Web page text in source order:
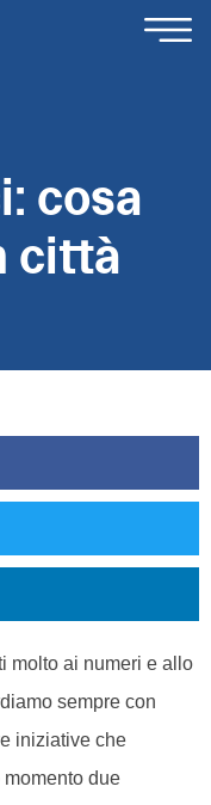
cosa
città
molto ai numeri e allo
sempre con
iniziative che
due